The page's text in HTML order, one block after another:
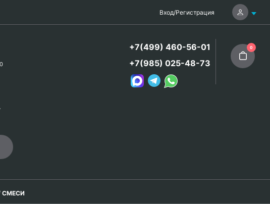
Вход/Регистрация
+7(499) 460-56-01
+7(985) 025-48-73
0
СМЕСИ